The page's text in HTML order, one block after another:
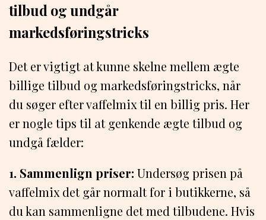
tilbud og undgår
markedsføringstricks
Det er vigtigt at kunne skelne mellem ægte
billige tilbud og markedsføringstricks, når
du søger efter vaffelmix til en billig pris. Her
er nogle tips til at genkende ægte tilbud og
undgå fælder:
1. Sammenlign priser: Undersøg prisen på
vaffelmix det går normalt for i butikkerne, så
du kan sammenligne det med tilbudene. Hvis